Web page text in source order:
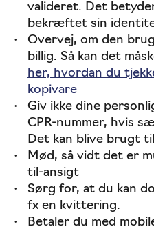
valideret. Det
bekræftet sin
Overvej, om den
billig. Så kan det
her, hvordan du
kopivare
Giv ikke dine
CPR-nummer, hvis
Det kan blive brugt
Mød, så vidt det er
til-ansigt
Sørg for, at du kan
fx en kvittering.
Betaler du med